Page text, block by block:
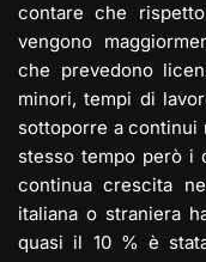
contare che
vengono
che prevedono
minori, tempi di
sottoporre a continui
stesso tempo però i
continua crescita
italiana o straniera
quasi il 10 % è